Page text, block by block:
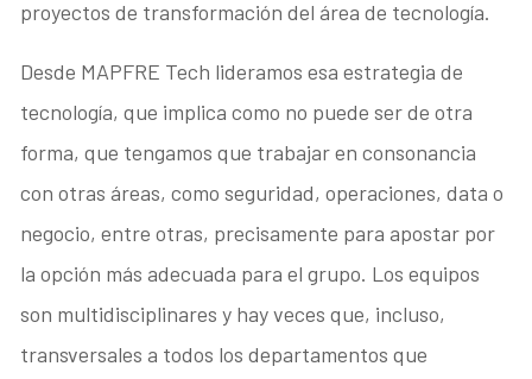
proyectos de transformación del área de tecnología.
Desde MAPFRE Tech lideramos esa estrategia de
tecnología, que implica como no puede ser de otra
forma, que tengamos que trabajar en consonancia
con otras áreas, como seguridad, operaciones, data o
negocio, entre otras, precisamente para apostar por
la opción más adecuada para el grupo. Los equipos
son multidisciplinares y hay veces que, incluso,
transversales a todos los departamentos que